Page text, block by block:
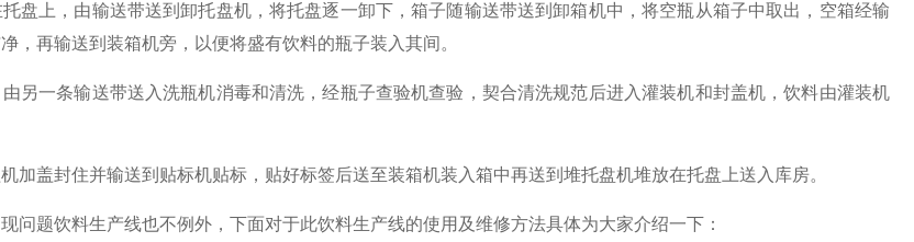
上，由输送带送到卸托盘机，将托盘逐一卸下，箱子随输送带送到卸箱机中，将空瓶从箱子中取出，空箱经输
，再输送到装箱机旁，以便将盛有饮料的瓶子装入其间。
一条输送带送入洗瓶机消毒和清洗，经瓶子查验机查验，契合清洗规范后进入灌装机和封盖机，饮料由灌装机
盖封住并输送到贴标机贴标，贴好标签后送至装箱机装入箱中再送到堆托盘机堆放在托盘上送入库房。
题饮料生产线也不例外，下面对于此饮料生产线的使用及维修方法具体为大家介绍一下：